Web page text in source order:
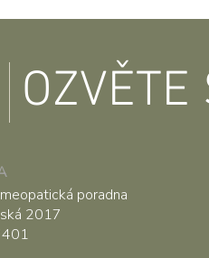
OZVĚTE
poradna
2017